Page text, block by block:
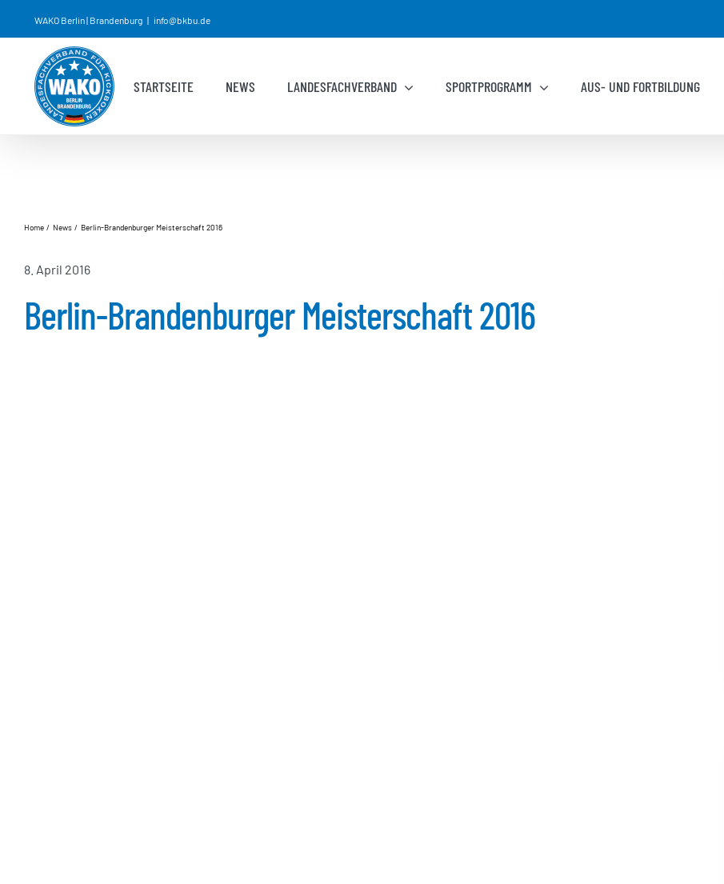
Inhalt
springen
WAKO Berlin | Brandenburg | info@bkbu.de
STARTSEITE NEWS LANDESFACHVERBAND SPORTPROGRAMM AUS- UND FORTBILDUNG
Home News Berlin-Brandenburger Meisterschaft 2016
8. April 2016
Berlin-Brandenburger Meisterschaft 2016